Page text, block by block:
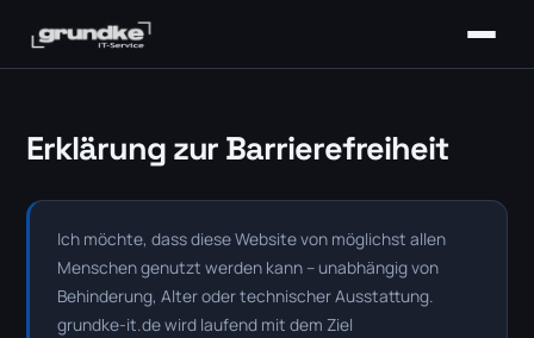
Erklärung zur Barrierefreiheit
Ich möchte, dass diese Website von möglichst allen
Menschen genutzt werden kann – unabhängig von
Behinderung, Alter oder technischer Ausstattung.
grundke-it.de wird laufend mit dem Ziel